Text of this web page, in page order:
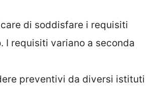
di soddisfare i requisiti
I requisiti variano a seconda
preventivi da diversi istituti